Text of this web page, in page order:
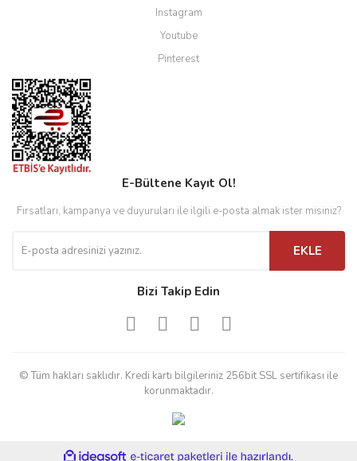
Instagram
Youtube
Pinterest
E-Bültene Kayıt Ol!
Fırsatları, kampanya ve duyuruları ile ilgili e-posta almak ister misiniz?
EKLE
Bizi Takip Edin
© Tüm hakları saklıdır. Kredi kartı bilgileriniz 256bit SSL sertifikası ile
korunmaktadır.
ideasoft e-